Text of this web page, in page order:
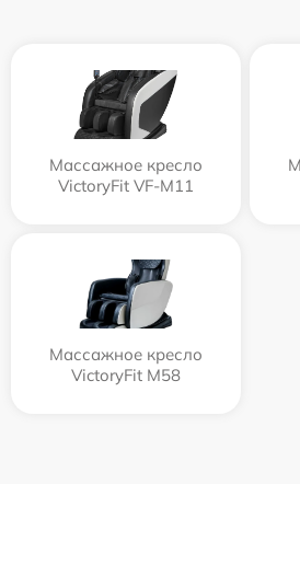
Массажное кресло
VictoryFit VF-M11
Массажное кресло
VictoryFit M58